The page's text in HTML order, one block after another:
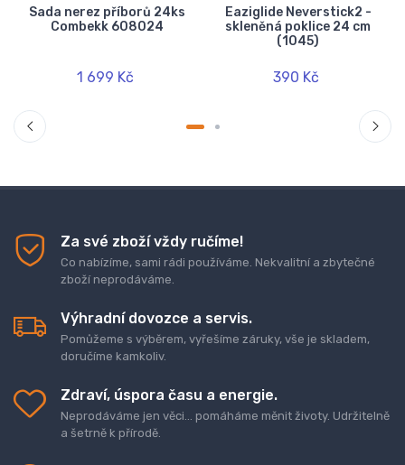
Sada nerez příborů 24ks
Combekk 608024
1 699 Kč
Eaziglide Neverstick2 -
skleněná poklice 24 cm
(1045)
390 Kč
Za své zboží vždy ručíme!
Co nabízíme, sami rádi používáme. Nekvalitní a zbytečné
zboží neprodáváme.
Výhradní dovozce a servis.
Pomůžeme s výběrem, vyřešíme záruky, vše je skladem,
doručíme kamkoliv.
Zdraví, úspora času a energie.
Neprodáváme jen věci... pomáháme měnit životy. Udržitelně
a šetrně k přírodě.